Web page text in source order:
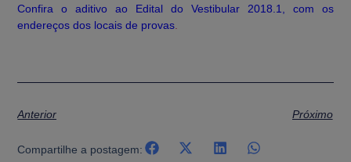
Confira o aditivo ao Edital do Vestibular 2018.1, com
os
endereços dos locais de provas.
Anterior Próximo
Compartilhe a postagem: